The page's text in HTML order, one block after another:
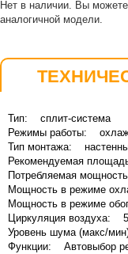
Нет в наличии. Вы
аналогичной модели.
Тип: сплит-система
Режимы работы:
Тип монтажа:
Рекомендуемая
Потребляемая
Мощность в режиме
Мощность в режиме
Циркуляция воздуха:
Уровень шума (макс/
Функции: Автовыбор